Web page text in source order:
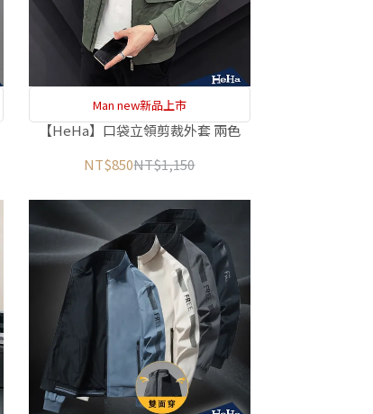
Man new新品上市
【HeHa】口袋立領剪裁外套 兩色
NT$850NT$1,150